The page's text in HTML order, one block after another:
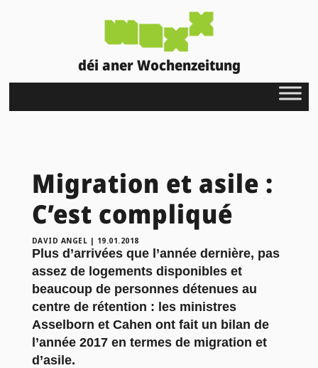
déi aner Wochenzeitung
Migration et asile :
C’est compliqué
DAVID ANGEL | 19.01.2018
Plus d’arrivées que l’année dernière, pas
assez de logements disponibles et
beaucoup de personnes détenues au
centre de rétention : les ministres
Asselborn et Cahen ont fait un bilan de
l’année 2017 en termes de migration et
d’asile.